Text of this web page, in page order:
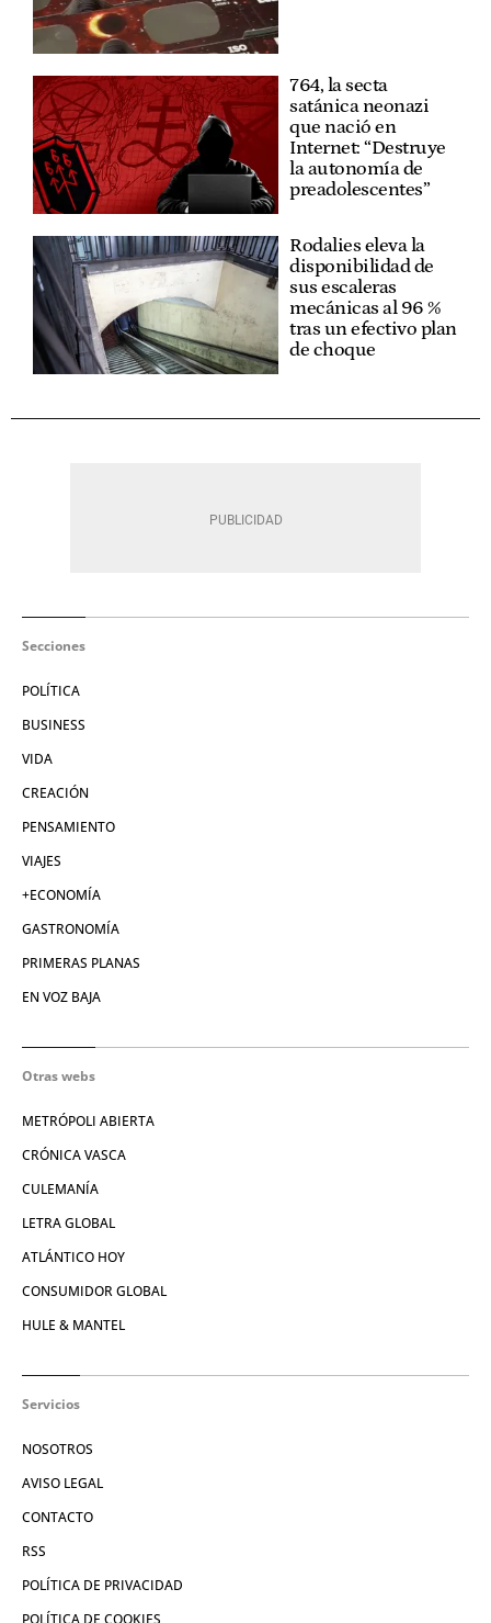
764, la secta
satánica neonazi
que nació en
Internet: “Destruye
la autonomía de
preadolescentes”
Rodalies eleva la
disponibilidad de
sus escaleras
mecánicas al 96 %
tras un efectivo plan
de choque
Secciones
POLÍTICA
BUSINESS
VIDA
CREACIÓN
PENSAMIENTO
VIAJES
+ECONOMÍA
GASTRONOMÍA
PRIMERAS PLANAS
EN VOZ BAJA
Otras webs
METRÓPOLI ABIERTA
CRÓNICA VASCA
CULEMANÍA
LETRA GLOBAL
ATLÁNTICO HOY
CONSUMIDOR GLOBAL
HULE & MANTEL
Servicios
NOSOTROS
AVISO LEGAL
CONTACTO
RSS
POLÍTICA DE PRIVACIDAD
POLÍTICA DE COOKIES